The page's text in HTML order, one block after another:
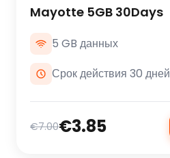
Mayotte 5GB 30Days
5 GB данных
Срок действия 30 дней
€7.00€3.85